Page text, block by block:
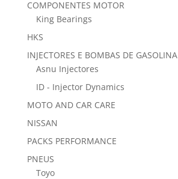
COMPONENTES MOTOR
King Bearings
HKS
INJECTORES E BOMBAS DE GASOLINA
Asnu Injectores
ID - Injector Dynamics
MOTO AND CAR CARE
NISSAN
PACKS PERFORMANCE
PNEUS
Toyo